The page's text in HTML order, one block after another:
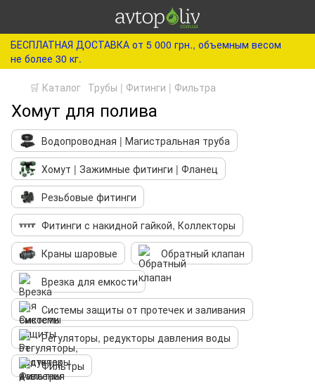
БЕСПЛАТНАЯ ДОСТАВКА от 5 000 грн., объемным весом
не более 30 кг.
🛒 Каталог Трубы | Фитинги | Фильтра
Хомут для полива
Водопроводная | Магистральная труба
Хомут | Зажимные фитинги | Фланец
Резьбовые фитинги
Фитинги с накидной гайкой, Коллекторы
Краны шаровые
Обратный клапан
Врезка для емкости
Системы защиты от протечек и заливания
Регуляторы, редукторы давления воды
Фильтры